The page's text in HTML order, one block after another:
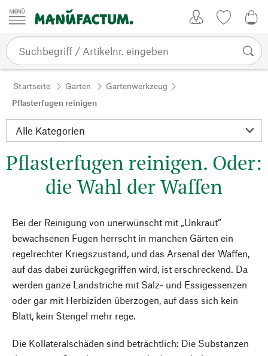
Zum Inhalt springen
Startseite Garten
Gartenwerkzeug
Pflasterfugen reinigen
Pflasterfugen reinigen. Oder:
die Wahl der Waffen
Bei der Reinigung von unerwünscht mit „Unkraut“
bewachsenen Fugen herrscht in manchen Gärten ein
regelrechter Kriegszustand, und das Arsenal der Waffen,
auf das dabei zurückgegriffen wird, ist erschreckend. Da
werden ganze Landstriche mit Salz- und Essigessenzen
oder gar mit Herbiziden überzogen, auf dass sich kein
Blatt, kein Stengel mehr rege.
Die Kollateralschäden sind beträchtlich: Die Substanzen